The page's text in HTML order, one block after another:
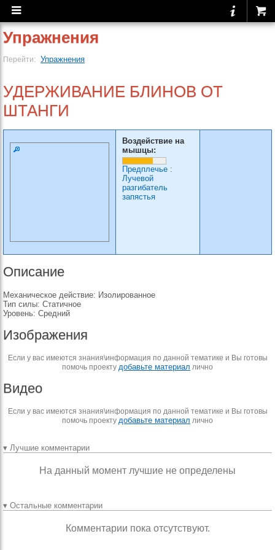
Упражнения
Перейти: Упражнения
УДЕРЖИВАНИЕ БЛИНОВ ОТ
ШТАНГИ
Воздействие на
мышцы:
Предплечье :
Лучевой
разгибатель
запястья
Описание
Механическое действие: Изолированное
Тип силы: Статичное
Уровень: Средний
Изображения
Если у вас имеются знания\информация по данной тематике и Вы готовы
помочь проекту добавьте материал лично
Видео
Если у вас имеются знания\информация по данной тематике и Вы готовы
помочь проекту добавьте материал лично
▾ Лучшие комментарии
На данный момент лучшие не определены
▾ Остальные комментарии
Комментарии пока отсутствуют.